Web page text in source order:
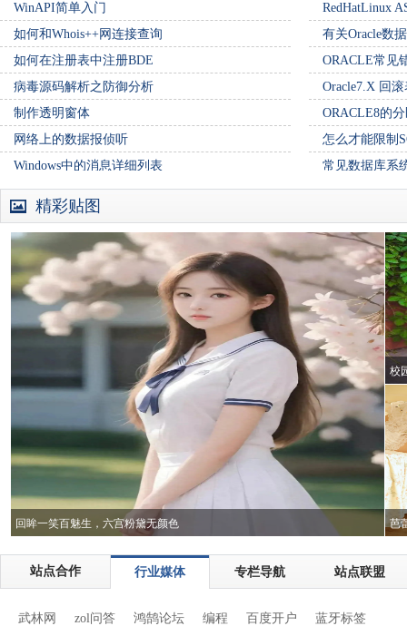
WinAPI简单入门
如何和Whois++网连接查询
如何在注册表中注册BDE
病毒源码解析之防御分析
制作透明窗体
网络上的数据报侦听
Windows中的消息详细列表
RedHatLinux
有关Oracle数
ORACLE常见
Oracle7.X 回
ORACLE8的
怎么才能限制
常见数据库系
精彩贴图
回眸一笑百魅生，六宫粉黛无颜色
校
回
芭
站点合作 行业媒体 专栏导航 站点联盟
武林网 zol问答 鸿鹄论坛 编程 百度开户 蓝牙标签